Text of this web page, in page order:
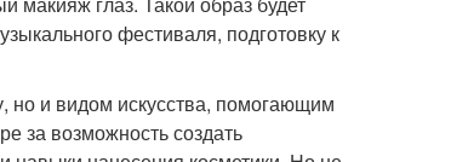
фестиваля, подготовку к
но и видом искусства, помогающим
за возможность создать